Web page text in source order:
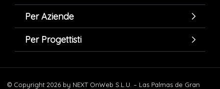
Per Aziende
Per Progettisti
© Copyright 2026 by NEXT OnWeb S.L.U. – Las Palmas de Gran